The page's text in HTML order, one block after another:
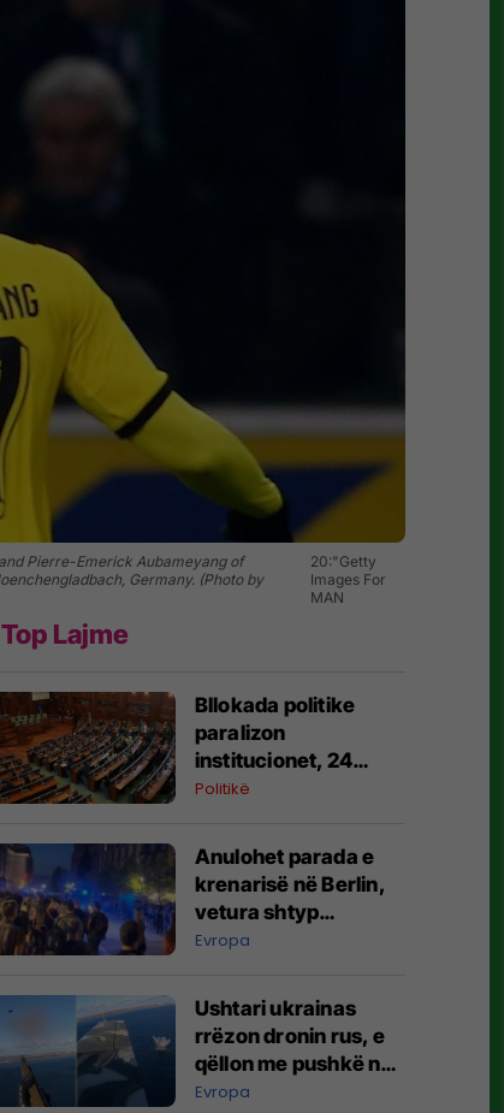
Pierre-Emerick Aubameyang of
Germany. (Photo by
20:"Getty
Images For
MAN
Top Lajme
Bllokada politike
paralizon
institucionet, 24
agjenci funksionojnë
skaduara ose jo të
plota
Politikë
Anulohet parada e
krenarisë në Berlin,
vetura shtyp
pjesëmarrësit –
lënduar
Evropa
Ushtari ukrainas
rrëzon dronin rus, e
qëllon me pushkë nga
kabina e aeroplanit
Evropa